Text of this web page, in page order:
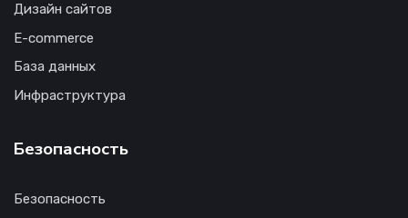
Дизайн сайтов
E-commerce
База данных
Инфраструктура
Безопасность
Безопасность